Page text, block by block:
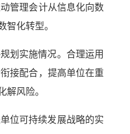
管理会计从信息化向数
智化转型。
划实施情况。合理运用
接配合，提高单位在重
风险。
位可持续发展战略的实